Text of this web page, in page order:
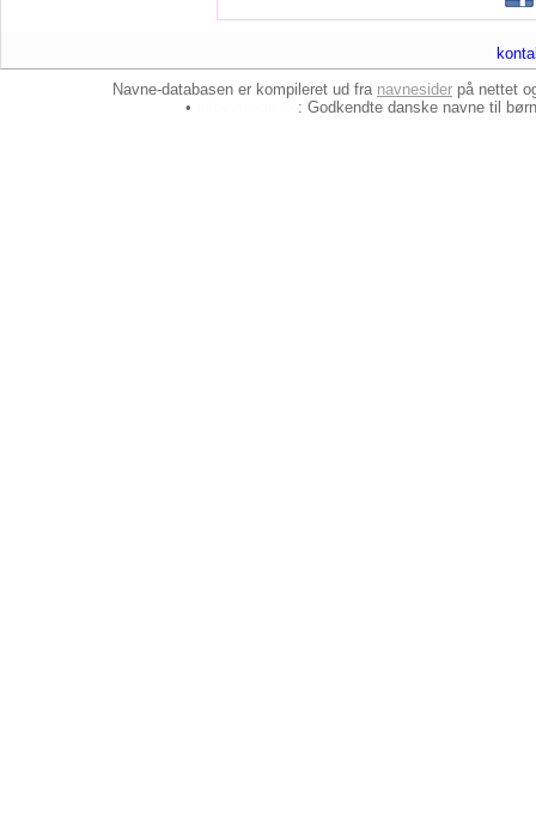
Navne-databasen er kompileret ud fra navnesider på nettet
•
: Godkendte danske navne til børn